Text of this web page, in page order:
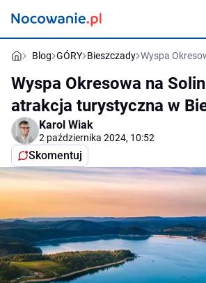
Blog GÓRY Bieszczady Wyspa
Wyspa Okresowa na
atrakcja turystyczna w
Karol Wiak
2 października 2024, 10:52
Skomentuj